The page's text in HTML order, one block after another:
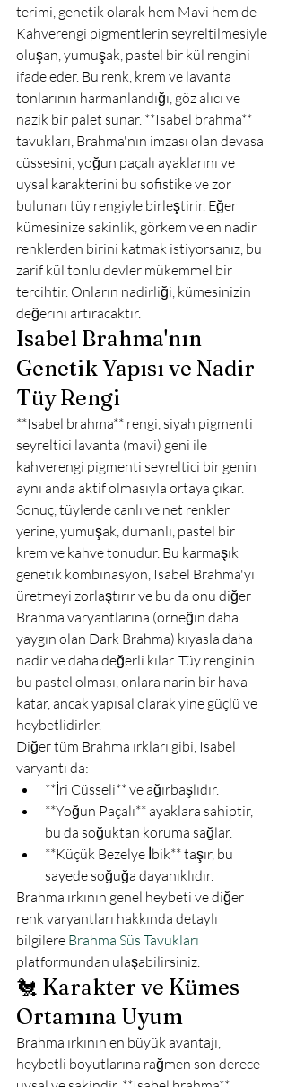
terimi, genetik olarak hem Mavi hem de
Kahverengi pigmentlerin seyreltilmesiyle
oluşan, yumuşak, pastel bir kül rengini
ifade eder. Bu renk, krem ve lavanta
tonlarının harmanlandığı, göz alıcı ve
nazik bir palet sunar. **Isabel brahma**
tavukları, Brahma'nın imzası olan devasa
cüssesini, yoğun paçalı ayaklarını ve
uysal karakterini bu sofistike ve zor
bulunan tüy rengiyle birleştirir. Eğer
kümesinize sakinlik, görkem ve en nadir
renklerden birini katmak istiyorsanız, bu
zarif kül tonlu devler mükemmel bir
tercihtir. Onların nadirliği, kümesinizin
değerini artıracaktır.
Isabel Brahma'nın
Genetik Yapısı ve Nadir
Tüy Rengi
**Isabel brahma** rengi, siyah pigmenti
seyreltici lavanta (mavi) geni ile
kahverengi pigmenti seyreltici bir genin
aynı anda aktif olmasıyla ortaya çıkar.
Sonuç, tüylerde canlı ve net renkler
yerine, yumuşak, dumanlı, pastel bir
krem ve kahve tonudur. Bu karmaşık
genetik kombinasyon, Isabel Brahma'yı
üretmeyi zorlaştırır ve bu da onu diğer
Brahma varyantlarına (örneğin daha
yaygın olan Dark Brahma) kıyasla daha
nadir ve daha değerli kılar. Tüy renginin
bu pastel olması, onlara narin bir hava
katar, ancak yapısal olarak yine güçlü ve
heybetlidirler.
Diğer tüm Brahma ırkları gibi, Isabel
varyantı da:
**İri Cüsseli** ve ağırbaşlıdır.
**Yoğun Paçalı** ayaklara sahiptir,
bu da soğuktan koruma sağlar.
**Küçük Bezelye İbik** taşır, bu
sayede soğuğa dayanıklıdır.
Brahma ırkının genel heybeti ve diğer
renk varyantları hakkında detaylı
bilgilere Brahma Süs Tavukları
platformundan ulaşabilirsiniz.
🐔 Karakter ve Kümes
Ortamına Uyum
Brahma ırkının en büyük avantajı,
heybetli boyutlarına rağmen son derece